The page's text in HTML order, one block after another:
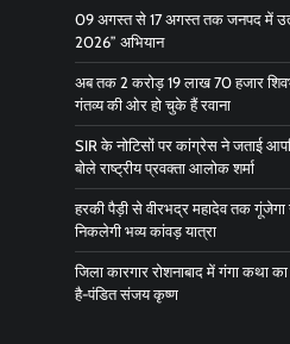
09 अगस्त से 17 अगस्त तक जनपद में
2026” अभियान
अब तक 2 करोड़ 19 लाख 70 हजार
गंतव्य की ओर हो चुके हैं रवाना
SIR के नोटिसों पर कांग्रेस ने जताई
बोले राष्ट्रीय प्रवक्ता आलोक शर्मा
हरकी पैड़ी से वीरभद्र महादेव तक
निकलेगी भव्य कांवड़ यात्रा
जिला कारगार रोशनाबाद में गंगा कथा
है-पंडित संजय कृष्ण